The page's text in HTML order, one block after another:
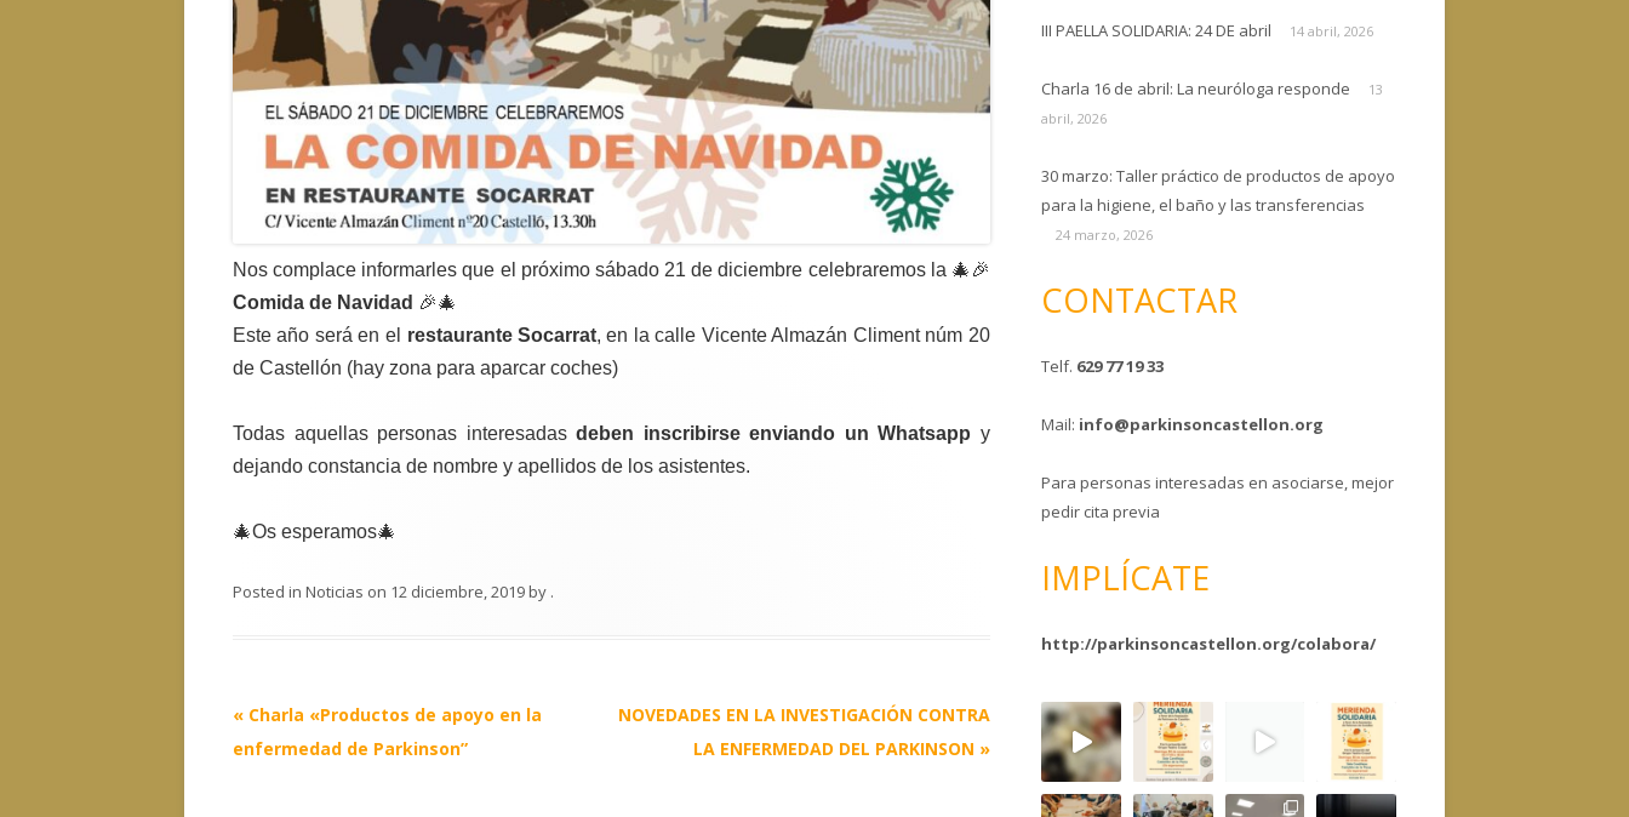
Nos complace informarles que el próximo sábado 21 de diciembre celebraremos la 🎄🎉
Comida de Navidad 🎉🎄
Este año será en el restaurante Socarrat, en la calle Vicente Almazán Climent núm 20
de Castellón (hay zona para aparcar coches)
Todas aquellas personas interesadasdeben inscribirse enviando un Whatsapp y
dejando constancia de nombre y apellidos de los asistentes.
🎄Os esperamos🎄
Posted in Noticias on 12 diciembre, 2019by .
Post
navigation
« Charla «Productos de apoyo en la
enfermedad de Parkinson”
NOVEDADES EN LA INVESTIGACIÓN CONTRA
LA ENFERMEDAD DEL PARKINSON »
III PAELLA SOLIDARIA: 24 DE abril 14 abril, 2026
Charla 16 de abril: La neuróloga responde
13
abril, 2026
30 marzo: Taller práctico de productos de apoyo
para la higiene, el baño y las transferencias
24 marzo, 2026
CONTACTAR
Telf. 629 77 19 33
Mail: info@parkinsoncastellon.org
Para personas interesadas en asociarse, mejor
pedir cita previa
IMPLÍCATE
http://parkinsoncastellon.org/colabora/